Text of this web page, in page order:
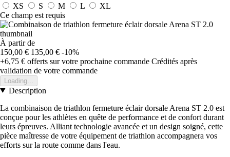
XS
S M L
XL
Ce champ est requis
À partir de
150,00 € 135,00 € -10%
+6,75 € offerts sur votre prochaine commande Crédités après
validation de votre commande
Loading...
Description
La combinaison de triathlon fermeture éclair dorsale Arena ST 2.0 est
conçue pour les athlètes en quête de performance et de confort durant
leurs épreuves. Alliant technologie avancée et un design soigné, cette
pièce maîtresse de votre équipement de triathlon accompagnera vos
efforts sur la route comme dans l'eau.